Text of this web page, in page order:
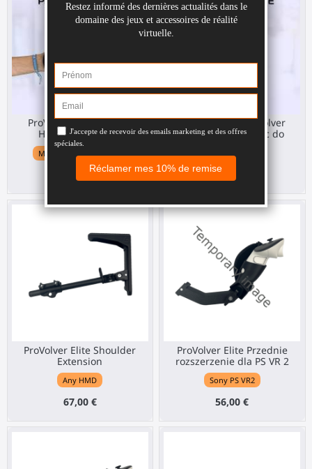
ProVolver Elite Pistolet
Haptic do Quest 3
Meta Quest 3 / 3S / Pro
299,00 €
[PRE-ORDER] ProVolver
Elite Pistolet Haptic do
274,00 €
ProVolver Elite Shoulder
Extension
Any HMD
67,00 €
ProVolver Elite Przednie
rozszerzenie dla PS VR 2
Sony PS VR2
56,00 €